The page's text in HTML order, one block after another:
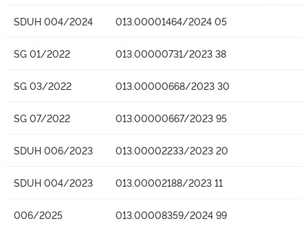
SDUH 004/2024 013.00001464/2024 05
SG 01/2022 013.00000731/2023 38
SG 03/2022 013.00000668/2023 30
SG 07/2022 013.00000667/2023 95
SDUH 006/2023 013.00002233/2023 20
SDUH 004/2023 013.00002188/2023 11
006/2025 013.00008359/2024 99